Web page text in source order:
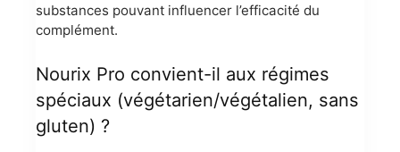
substances pouvant influencer l’efficacité du
complément.
Nourix Pro convient-il aux régimes
spéciaux (végétarien/végétalien, sans
gluten) ?